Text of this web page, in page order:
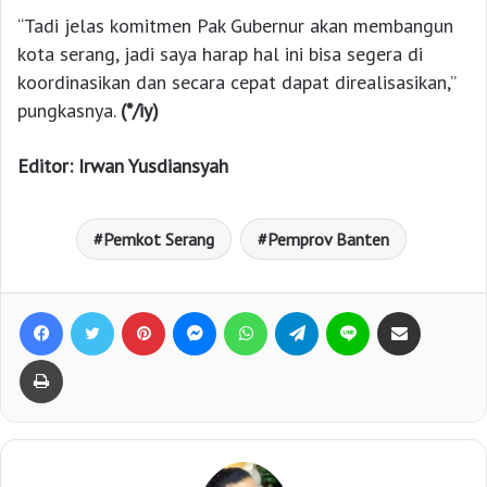
“Tadi jelas komitmen Pak Gubernur akan membangun
kota serang, jadi saya harap hal ini bisa segera di
koordinasikan dan secara cepat dapat direalisasikan,”
pungkasnya. (*/iy)
Editor: Irwan Yusdiansyah
Pemkot Serang Pemprov Banten